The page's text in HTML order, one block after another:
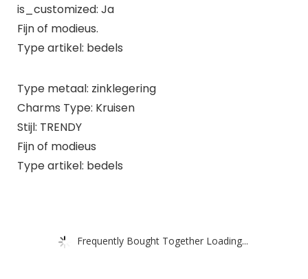
is_customized: Ja
Fijn of modieus.
Type artikel: bedels
Type metaal: zinklegering
Charms Type: Kruisen
Stijl: TRENDY
Fijn of modieus
Type artikel: bedels
Frequently Bought Together Loading...